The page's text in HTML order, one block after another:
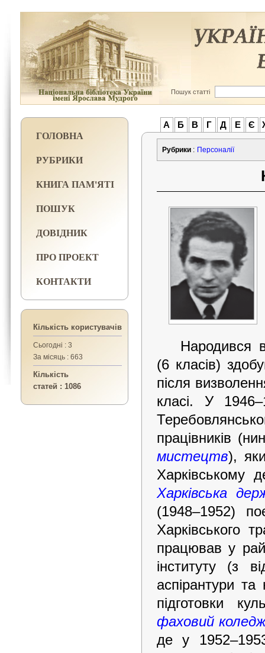
Пошук статті
ГОЛОВНА
РУБРИКИ
КНИГА ПАМ'ЯТІ
ПОШУК
ДОВІДНИК
ПРО ПРОЕКТ
КОНТАКТИ
Кількість користувачів
Сьогодні : 3
За місяць : 663
Кількість
статей : 1086
А Б В Г Д Е Є
Рубрики : Персоналії
Народився
(6 класів)
після
класі. У
працівників
мистецтв),
Харківському
Харківська
(1948–1952)
Харківського
працював у
інституту (з
аспірантури
підготовки
фаховий
де у